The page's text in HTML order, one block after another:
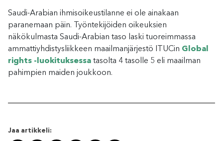
Saudi-Arabian ihmisoikeustilanne ei ole ainakaan
paranemaan päin. Työntekijöiden oikeuksien
näkökulmasta Saudi-Arabian taso laski tuoreimmassa
ammattiyhdistysliikkeen maailmanjärjestö ITUCin Global
rights -luokituksessa tasolta 4 tasolle 5 eli maailman
pahimpien maiden joukkoon.
Jaa artikkeli: